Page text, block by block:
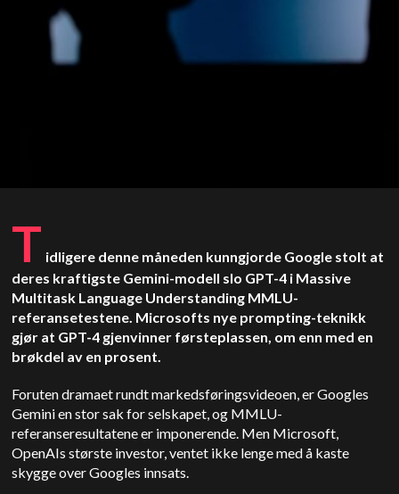
T idligere denne måneden kunngjorde Google stolt at
deres kraftigste Gemini-modell slo GPT-4 i Massive
Multitask Language Understanding MMLU-
referansetestene. Microsofts nye prompting-teknikk
gjør at GPT-4 gjenvinner førsteplassen, om enn med en
brøkdel av en prosent.
Foruten dramaet rundt markedsføringsvideoen, er Googles
Gemini en stor sak for selskapet, og MMLU-
referanseresultatene er imponerende. Men Microsoft,
OpenAIs største investor, ventet ikke lenge med å kaste
skygge over Googles innsats.